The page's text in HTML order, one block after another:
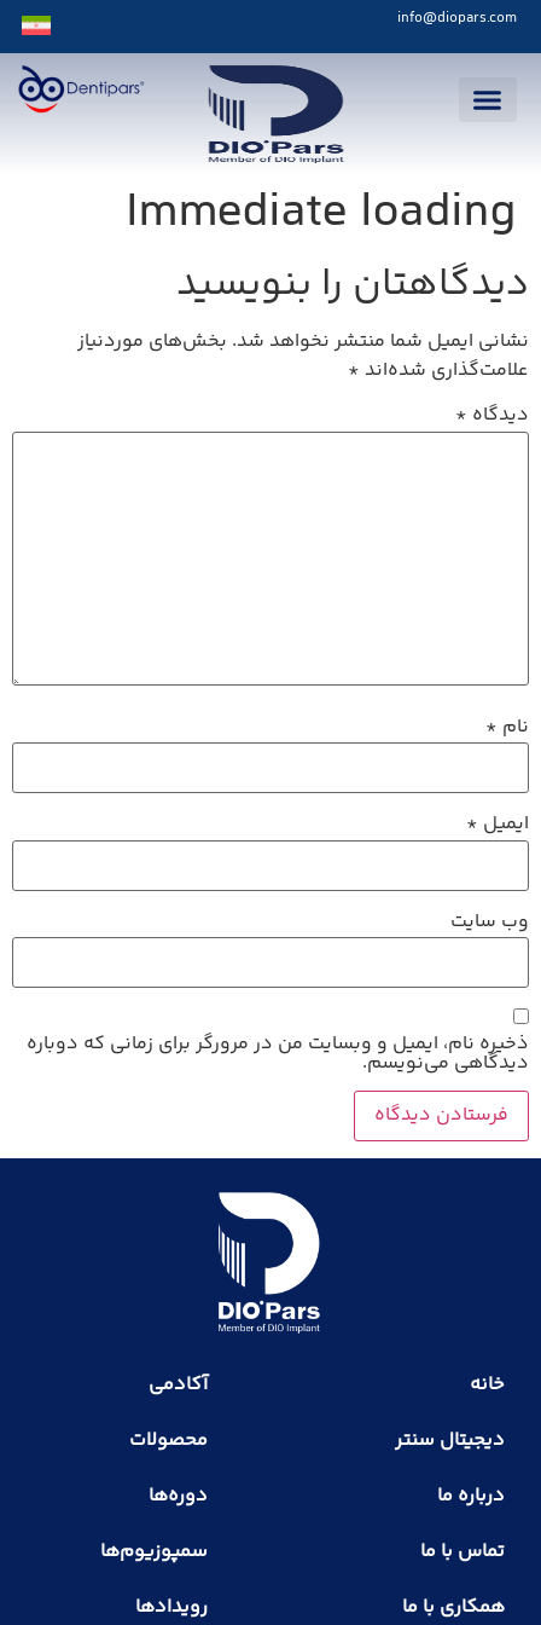
info@diopars.com
Immediate loading
دیدگاهتان را بنویسید
نشانی ایمیل شما منتشر نخواهد شد. بخش‌های موردنیاز
علامت‌گذاری شده‌اند *
دیدگاه *
نام *
ایمیل *
وب‌ سایت
ذخیره نام، ایمیل و وبسایت من در مرورگر برای زمانی که دوباره
دیدگاهی می‌نویسم.
خانه
دیجیتال سنتر
درباره ما
تماس با ما
همکاری با ما
آکادمی
محصولات
دوره‌ها
سمپوزیوم‌ها
رویدادها